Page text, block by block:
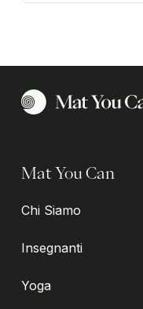
Mat You Can
Chi Siamo
Insegnanti
Yoga